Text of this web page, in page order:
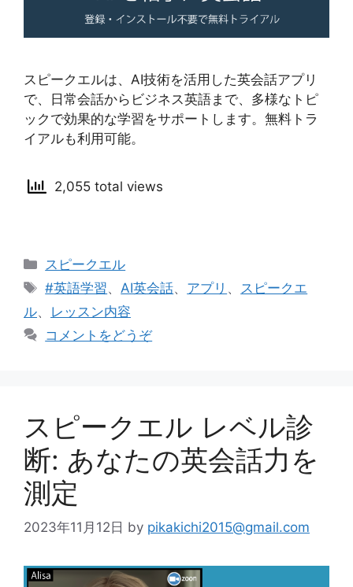
スピークエルは、AI技術を活用した英会話アプリ
で、日常会話からビジネス英語まで、多様なトピ
ックで効果的な学習をサポートします。無料トラ
イアルも利用可能。
2,055 total views
カ
テ
ゴ
リ
ー
スピークエル
タ
グ
#英語学習、 AI英会話、 アプリ 、
スピークエ
ル、 レッスン内容
コメントをどうぞ
スピークエル レベル診
断: あなたの英会話力を
測定
2023年11月12日 by pikakichi2015@gmail.com